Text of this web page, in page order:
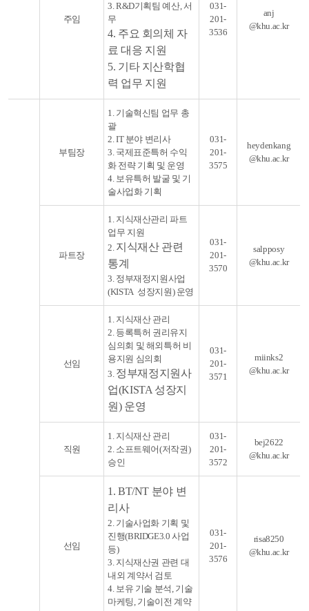
주임
3. R&D기획팀 예산, 서
무
4. 주요 회의체 자
료 대응 지원
5. 기타 지산학협
력 업무 지원
031-
201-
3536
anj
@khu.ac.kr
부팀장
1. 기술혁신팀 업무 총
괄
2. IT 분야 변리사
3. 국제표준특허 수익
화 전략 기획 및 운영
4. 보유특허 발굴 및 기
술사업화 기획
031-
201-
3575
heydenkang
@khu.ac.kr
파트장
1. 지식재산관리 파트
업무 지원
2. 지식재산 관련
통계
3. 정부재정지원사업
(KISTA 성장지원) 운영
031-
201-
3570
salpposy
@khu.ac.kr
선임
1. 지식재산 관리
2. 등록특허 권리유지
심의회 및 해외특허 비
용지원 심의회
3. 정부재 정지 원사
업(KISTA 성장지
원) 운영
031-
201-
3571
miinks2
@khu.ac.kr
직원
1. 지식재산 관리
2. 소프트웨어(저작권)
승인
031-
201-
3572
bej2622
@khu.ac.kr
선임
1. BT/NT 분야 변
리사
2. 기술사업화 기획 및
진행(BRIDGE3.0 사업
등)
3. 지식재산권 관련 대
내외 계약서 검토
4. 보유 기술 분석, 기술
마케팅, 기술이전 계약
031-
201-
3576
risa8250
@khu.ac.kr